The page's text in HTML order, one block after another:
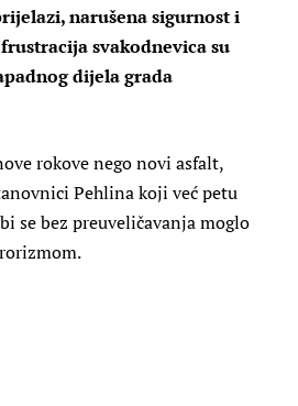
narušena sigurnost i
svakodnevica su
dijela grada
rokove nego novi asfalt,
Pehlina koji već petu
se bez preuveličavanja moglo